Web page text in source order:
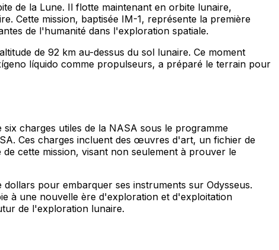
de la Lune. Il flotte maintenant en orbite lunaire,
Cette mission, baptisée IM-1, représente la première
de l'humanité dans l'exploration spatiale.
de 92 km au-dessus du sol lunaire. Ce moment
líquido comme propulseurs, a préparé le terrain pour
charges utiles de la NASA sous le programme
Ces charges incluent des œuvres d'art, un fichier de
cette mission, visant non seulement à prouver le
pour embarquer ses instruments sur Odysseus.
à une nouvelle ère d'exploration et d'exploitation
de l'exploration lunaire.